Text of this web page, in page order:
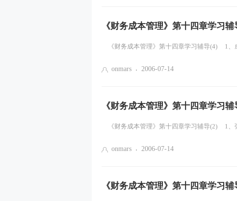
《财务成本管理》第十四章学习辅
《财务成
onmars 2006-07-14
《财务成本管理》第十四章学习辅
《财务成
onmars 2006-07-14
《财务成本管理》第十四章学习辅